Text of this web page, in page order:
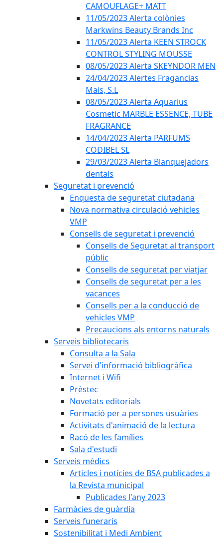
CAMOUFLAGE+ MATT
11/05/2023 Alerta colònies
Markwins Beauty Brands Inc
11/05/2023 Alerta KEEN STROCK
CONTROL STYLING MOUSSE
08/05/2023 Alerta SKEYNDOR MEN
24/04/2023 Alertes Fragancias
Mais, S.L
08/05/2023 Alerta Aquarius
Cosmetic MARBLE ESSENCE, TUBE
FRAGRANCE
14/04/2023 Alerta PARFUMS
CODIBEL SL
29/03/2023 Alerta Blanquejadors
dentals
Seguretat i prevenció
Enquesta de seguretat ciutadana
Nova normativa circulació vehicles
VMP
Consells de seguretat i prevenció
Consells de Seguretat al transport
públic
Consells de seguretat per viatjar
Consells de seguretat per a les
vacances
Consells per a la conducció de
vehicles VMP
Precaucions als entorns naturals
Serveis bibliotecaris
Consulta a la Sala
Servei d'informació bibliogràfica
Internet i Wifi
Prèstec
Novetats editorials
Formació per a persones usuàries
Activitats d'animació de la lectura
Racó de les famílies
Sala d'estudi
Serveis mèdics
Articles i notícies de BSA publicades a
la Revista municipal
Publicades l'any 2023
Farmàcies de guàrdia
Serveis funeraris
Sostenibilitat i Medi Ambient